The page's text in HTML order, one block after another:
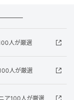
ョン。
ブロッサム、バ
の「メガポ」
「素直な気持ち
人が厳選
人が厳選
ア100人が厳選